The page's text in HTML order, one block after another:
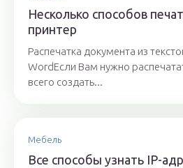
Несколько способов
принтер
Распечатка документа из
WordЕсли Вам нужно
всего создать...
Мебель
Все способы узнать IP-